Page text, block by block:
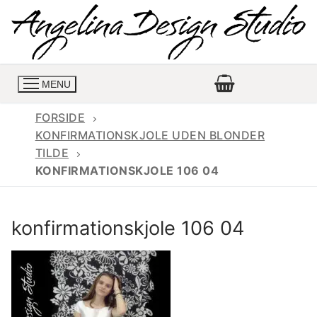
indhold
MENU
Konfirmations buksedragter
Konfirmationskjoler med lange ærmer
Konfirmationskjoler udsalg
Skrædder priser
Bukser priser
Jeans priser
Book en tid
Kontakt
FORSIDE
KONFIRMATIONSKJOLE UDEN BLONDER
TILDE
KONFIRMATIONSKJOLE 106 04
konfirmationskjole 106 04